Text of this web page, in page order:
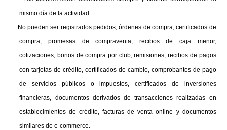
mismo día de la actividad.
·
No pueden ser registrados pedidos, órdenes de compra, certificados de
compra, promesas de compraventa, recibos de caja menor,
cotizaciones, bonos de compra por club, remisiones, recibos de pagos
con tarjetas de crédito, certificados de cambio, comprobantes de pago
de servicios públicos o impuestos, certificados de inversiones
financieras, documentos derivados de transacciones realizadas en
establecimientos de crédito, facturas de venta online y documentos
similares de e-commerce.